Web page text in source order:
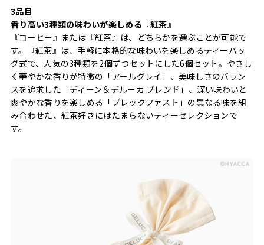
3品目
香り高い3種類の味わいが楽しめる『紅茶』
『コーヒー』または『紅茶』は、どちらかを選ぶことが可能で
す。『紅茶』は、手軽に本格的な味わいを楽しめるティーバッ
グ式で、人気の3種類を2個ずつセットにした6個セット。やさし
く華やかな香りが特徴の「アールグレイ」、美味しさのバラン
スを追求した「ディーン＆デルーカ ブレンド」、深い味わいと
爽やかな香りを楽しめる「ブレックファスト」の異なる味を組
み合わせた、紅茶好きにはたまらないティーセレクションで
す。